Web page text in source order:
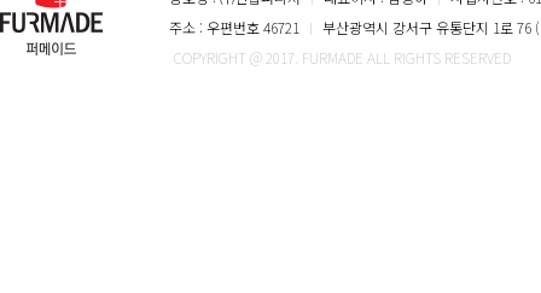
주소 : 우편번호 46721
ㅣ 부산광역시 강서구 유통단지 1로 76
COPYRIGHT @ 2017. FURMADE ALL RIGHTS RESERVED